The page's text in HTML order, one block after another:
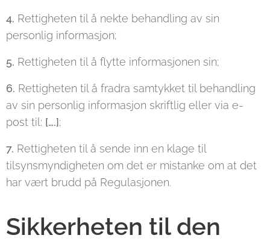
4. Rettigheten til å nekte behandling av sin
personlig informasjon;
5. Rettigheten til å flytte informasjonen sin;
6. Rettigheten til å fradra samtykket til behandling
av sin personlig informasjon skriftlig eller via e-
post til: [….];
7. Rettigheten til å sende inn en klage til
tilsynsmyndigheten om det er mistanke om at det
har vært brudd på Regulasjonen.
Sikkerheten til den